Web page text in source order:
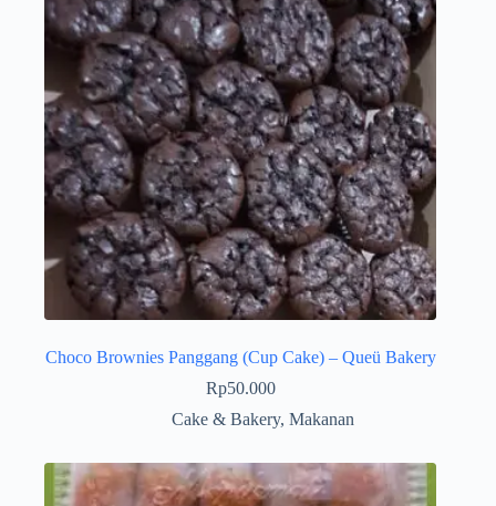
Choco Brownies Panggang (Cup Cake) – Queü Bakery
Rp50.000
Cake & Bakery, Makanan